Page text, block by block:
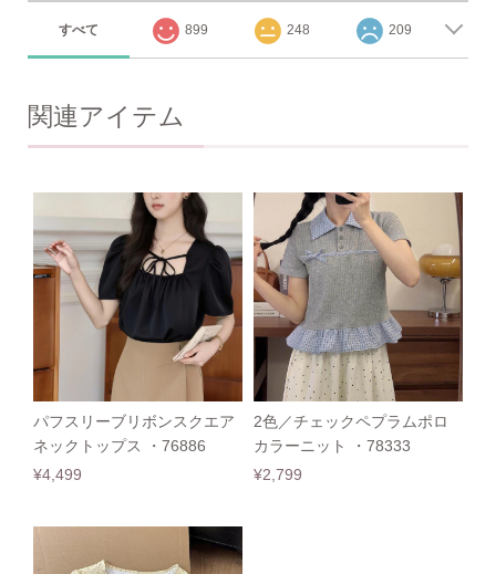
すべて 899 248 209
関連アイテム
パフスリーブリボンスクエア
ネックトップス ・76886
¥4,499
2色／チェックペプラムポロ
カラーニット ・78333
¥2,799